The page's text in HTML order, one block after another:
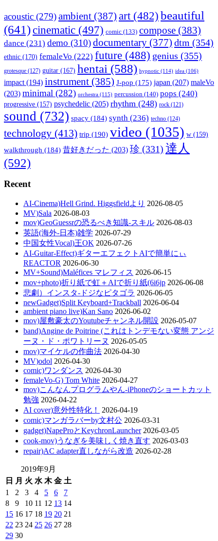
acoustic (279)ambient (387) art (482) beautiful
(641)cinematic (497) comic (133) compose (383)
dance (231) demo (310)documentary (377) dtm (354)
ethnic (170) femaleVo (222) future (488) genius (355)
grotesque (127) guitar (167) hentai (588) hypnotic (114) idea (106)
impact (194) instrument (385) J-pop (175) japan (207) maleVo
(203) minimal (282) orchestra (115) percussion (140) pops (240)
progressive (157) psychedelic (205) rhythm (248) rock (121)
sound (732) spacy (184) synth (236) techno (124)
technology (413) trip (190) video (1035) w (159)
walkthrough (184) 昔好きだった (203) 珍 (331) 達人
(592)
Recent
AI-Cinema)Hell Grind. Higgsfieldより 2026-08-05
MV)Sala 2026-08-03
mov)GeoGuessrの恐るべき知識-スキル 2026-08-03
英語(海外-日本)雑学 2026-07-29
中国女性Vocal)王OK 2026-07-26
AI-Guitar-Effect)ギターエフェクトAIで簡単にぃ
REACTOR 2026-06-30
MV+Sound)Maléfices マレフィス 2026-06-15
mov+photo)折り紙で虹＋AIで折り紙(6i6jp 2026-06-08
悲劇）インスタ-ドジなピタゴラ 2026-06-05
newGadget)Split Keyboard+Trackball 2026-06-04
ambient piano live)Kan Sano 2026-06-02
mov)屋敷豪太のYoutubeチャンネル開設 2026-05-07
band)Angine de Poitrine (これはトンデモない変態 アンジ
ーヌ・ド・ポワトリーヌ 2026-05-05
mov)マイケルの作曲法 2026-04-30
MV)odol 2026-04-30
comic)ワンダンス 2026-04-30
femaleVo-G) Tom White 2026-04-27
mov)こんなんプログラムやん-iPhoneのショートカット
勉強 2026-04-22
AI cover)意外性特化！
2026-04-19
comic)マンガラバーby文村公 2026-03-31
gadget)NapeProとKeychronLauncher 2026-03-05
cook-mov)うなぎを美味しく焼き直す 2026-03-03
repair)AC adapter直しながら改造 2026-02-28
2019年9月
日
月 火 水 木 金 土
1
2 3 4 5 6
7
8
9 10 11 12 13 14
15 16 17 18 19 20 21
22 23 24 25 26 27 28
29 30